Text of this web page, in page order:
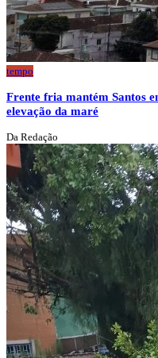
tempo
Frente fria mantém Santos
elevação da maré
Da Redação